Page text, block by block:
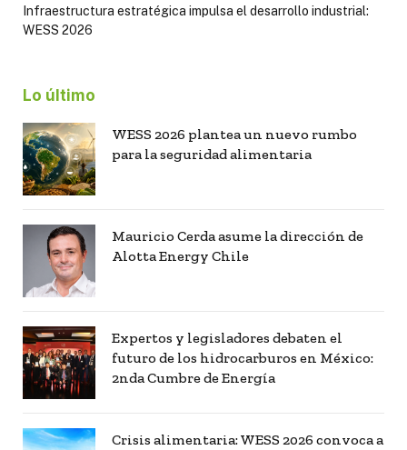
Infraestructura estratégica impulsa el desarrollo industrial:
WESS 2026
Lo último
WESS 2026 plantea un nuevo rumbo
para la seguridad alimentaria
Mauricio Cerda asume la dirección de
Alotta Energy Chile
Expertos y legisladores debaten el
futuro de los hidrocarburos en México:
2nda Cumbre de Energía
Crisis alimentaria: WESS 2026 convoca a